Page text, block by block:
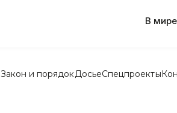
В мире
Закон и порядок ДосьеСпецпроекты